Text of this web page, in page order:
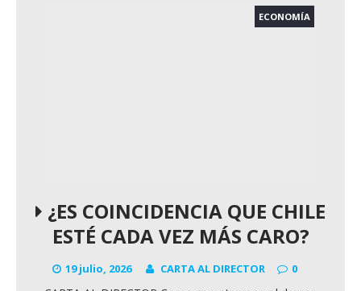
ECONOMÍA
¿ES COINCIDENCIA QUE CHILE
ESTÉ CADA VEZ MÁS CARO?
19 julio, 2026 CARTA AL DIRECTOR 0